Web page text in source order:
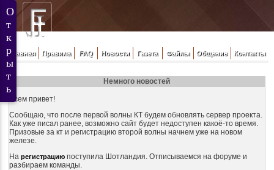
Главная Правила FAQ Новости Газета Файлы Общение Контакты
Немного новостей
Всем привет!
Сообщаю, что после первой волны КТ будем обновлять сервер проекта.
Как уже писал ранее, возможно сайт будет недоступен какоё-то время.
Призовые за кт и регистрацию второй волны начнем уже на новом
железе.
На регистрациюпоступила Шотландия. Отписываемся на форуме и
разбираем команды.